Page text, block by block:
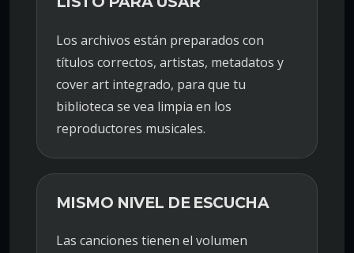
Los archivos están preparados con
títulos correctos, artistas, metadatos y
cover art integrado, para que tu
biblioteca se vea limpia en los
reproductores musicales.
MISMO NIVEL DE ESCUCHA
Las canciones tienen el volumen